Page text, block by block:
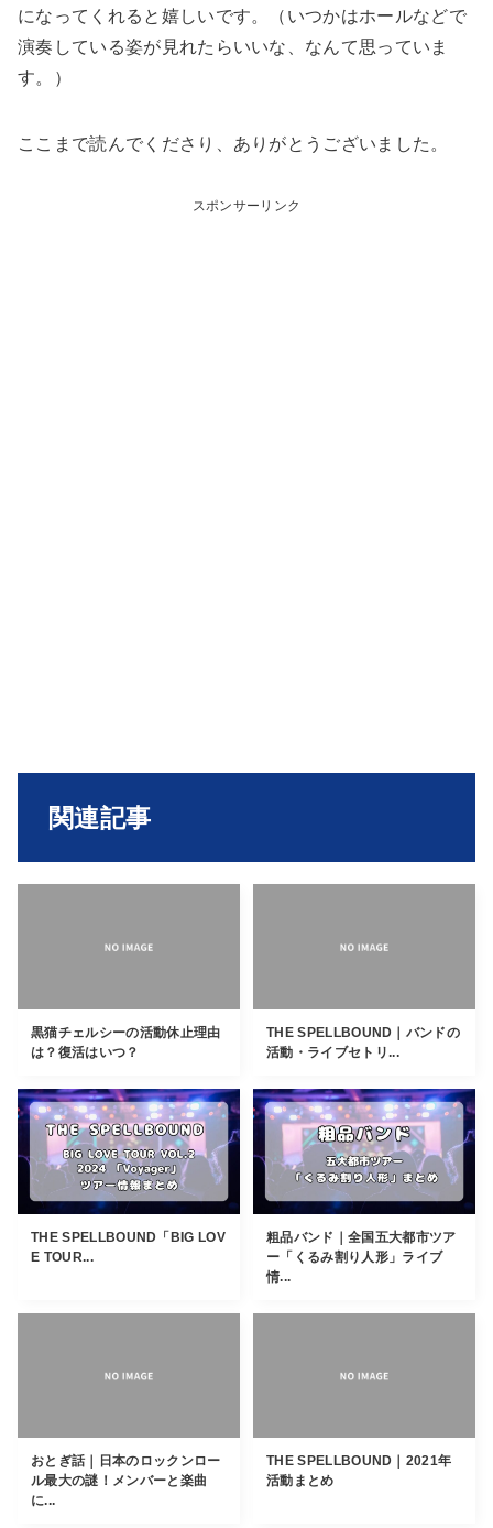
になってくれると嬉しいです。（いつかはホールなどで
演奏している姿が見れたらいいな、なんて思っていま
す。）
ここまで読んでくださり、ありがとうございました。
スポンサーリンク
関連記事
黒猫チェルシーの活動休止理由
は？復活はいつ？
THE SPELLBOUND｜バンドの
活動・ライブセトリ...
THE SPELLBOUND「BIG LOV
E TOUR...
粗品バンド｜全国五大都市ツア
ー「くるみ割り人形」ライブ
情...
おとぎ話｜日本のロックンロー
ル最大の謎！メンバーと楽曲
に...
THE SPELLBOUND｜2021年
活動まとめ